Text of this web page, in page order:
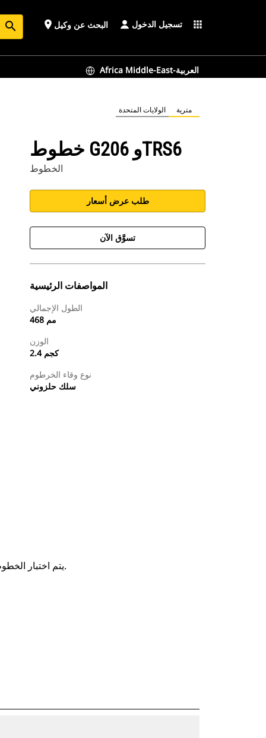
search place البحث عن وكيل تسجيل الدخول apps
Africa Middle-East-العربية
الولايات المتحدة مترية
خطوط G206 وTRS6
الخطوط
طلب عرض أسعار
تسوَّق الآن
المواصفات الرئيسية
الطول الإجمالي
468 مم
الوزن
2.4 كجم
نوع وقاء الخرطوم
سلك حلزوني
يتم اختبار الخطوط الهيدروليكية كمنظومة، بما يفوق معايير الصناعة لضمان تحقيق أقوى اتصال ممكن وأكثره موثوقية.